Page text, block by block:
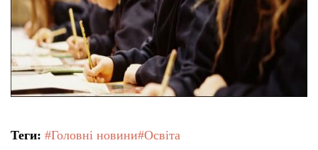
Теги: #Головні новини#Освіта